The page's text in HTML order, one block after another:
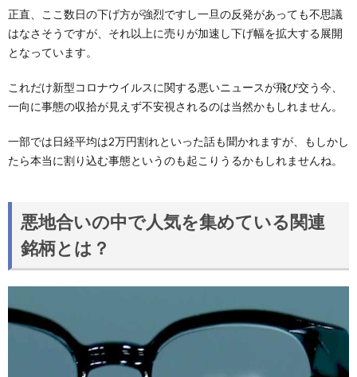
正直、ここ数日の下げ方が強烈ですし一旦の反発があっても不思議
はなさそうですが、それ以上に売りが加速し下げ幅を拡大する展開
となっています。
これだけ新型コロナウイルスに関する悪いニュースが飛び交う今、
一向に事態の収拾が見えず不安視されるのは当然かもしれません。
一部では日経平均は2万円割れといった話も聞かれますが、もしかし
たら本当に割り込む事態というのも起こりうるかもしれませんね。
悪地合いの中で人気を集めている関連
銘柄とは？